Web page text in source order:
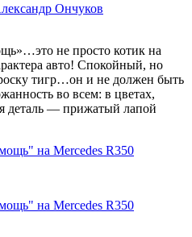
Ончуков
не просто котик на
авто! Спокойный, но
тигр…он и не должен быть
во всем: в цветах,
деталь — прижатый лапой